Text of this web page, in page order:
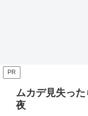
PR
ムカデ見失っ
夜